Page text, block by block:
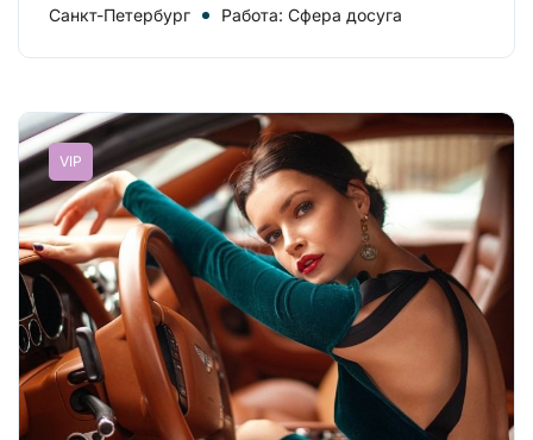
Санкт-Петербург Работа: Сфера досуга
VIP